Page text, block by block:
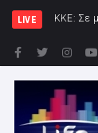
LIVE ΚΚΕ: Σε